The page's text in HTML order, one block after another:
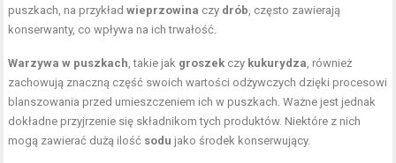
puszkach, na przykładwieprzowina czy drób , często zawierają
konserwanty, co wpływa na ich trwałość.
Warzywa w puszkach , takie jak groszek czy kukurydza , również
zachowują znaczną część swoich wartości odżywczych dzięki procesowi
blanszowania przed umieszczeniem ich w puszkach. Ważne jest jednak
dokładne przyjrzenie się składnikom tych produktów. Niektóre z nich
mogą zawierać dużą ilość sodu jako środek konserwujący.